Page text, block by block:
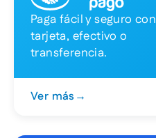
Paga fácil y seguro con
tarjeta, efectivo o
transferencia.
Ver más →